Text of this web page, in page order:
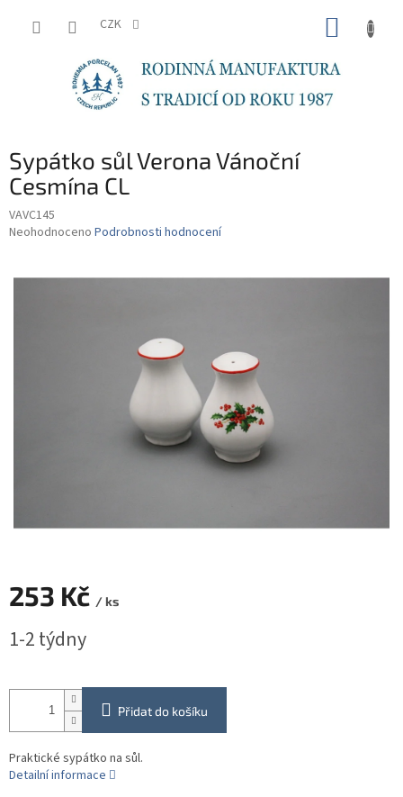
CZK
Sypátko sůl Verona Vánoční
Cesmína CL
VAVC145
Průměrné
je
Neohodnoceno Podrobnosti hodnocení
253 Kč / ks
cena:
1-2 týdny
Přidat do košíku
Praktické sypátko na sůl.
Detailní informace